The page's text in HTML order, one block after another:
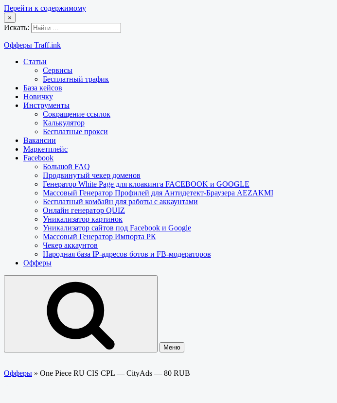
Перейти к содержимому
×
Искать:
Офферы Traff.ink
Статьи
Сервисы
Бесплатный трафик
База кейсов
Новичку
Инструменты
Сокращение ссылок
Калькулятор
Бесплатные прокси
Вакансии
Маркетплейс
Facebook
Большой FAQ
Продвинутый чекер доменов
Генератор White Page для клоакинга FACEBOOK и GOOGLE
Массовый Генератор Профилей для Антидетект-Браузера AEZAKMI
Бесплатный комбайн для работы с аккаунтами
Онлайн генератор QUIZ
Уникализатор картинок
Уникализатор сайтов под Facebook и Google
Массовый Генератор Импорта РК
Чекер аккаунтов
Народная база IP-адресов ботов и FB-модераторов
Офферы
Меню
Офферы » One Piece RU CIS CPL — CityAds — 80 RUB